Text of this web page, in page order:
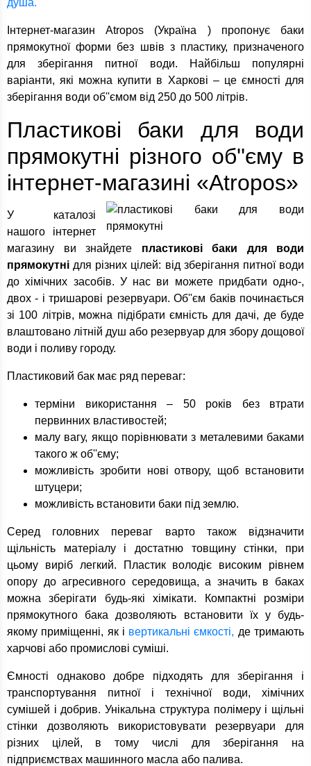
душа.
Інтернет-магазин Atropos (Україна ) пропонує баки
прямокутної форми без швів з пластику, призначеного
для зберігання питної води. Найбільш популярні
варіанти, які можна купити в Харкові – це ємності для
зберігання води об''ємом від 250 до 500 літрів.
Пластикові баки для води
прямокутні різного об''єму в
інтернет-магазині «Atropos»
У каталозі
нашого інтернет
магазину ви знайдете пластикові баки для води
прямокутні для різних цілей: від зберігання питної води
до хімічних засобів. У нас ви можете придбати одно-,
двох - і тришарові резервуари. Об''єм баків починається
зі 100 літрів, можна підібрати ємність для дачі, де буде
влаштовано літній душ або резервуар для збору дощової
води і поливу городу.
Пластиковий бак має ряд переваг:
терміни використання – 50 років без втрати
первинних властивостей;
малу вагу, якщо порівнювати з металевими баками
такого ж об''єму;
можливість зробити нові отвору, щоб встановити
штуцери;
можливість встановити баки під землю.
Серед головних переваг варто також відзначити
щільність матеріалу і достатню товщину стінки, при
цьому виріб легкий. Пластик володіє високим рівнем
опору до агресивного середовища, а значить в баках
можна зберігати будь-які хімікати. Компактні розміри
прямокутного бака дозволяють встановити їх у будь-
якому приміщенні, як і вертикальні ємкості, де тримають
харчові або промислові суміші.
Ємності однаково добре підходять для зберігання і
транспортування питної і технічної води, хімічних
сумішей і добрив. Унікальна структура полімеру і щільні
стінки дозволяють використовувати резервуари для
різних цілей, в тому числі для зберігання на
підприємствах машинного масла або палива.